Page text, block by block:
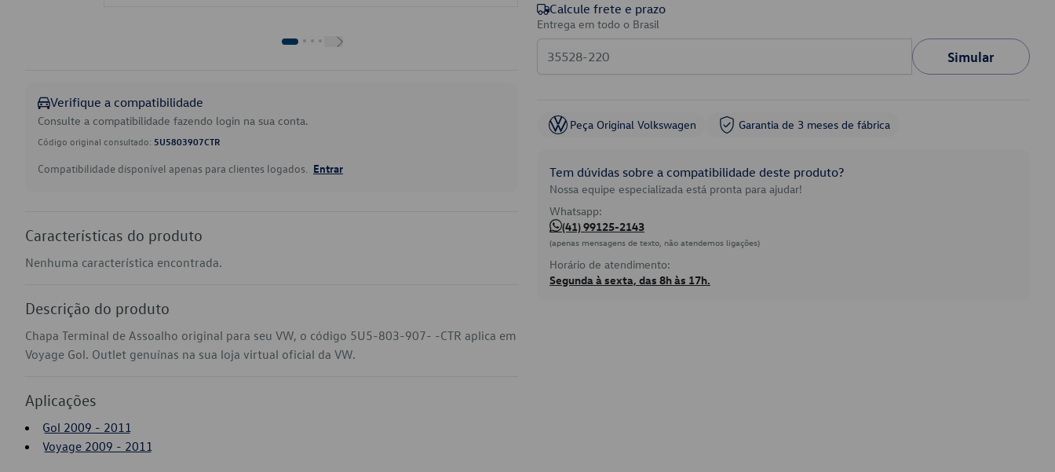
Verifique a compatibilidade
Consulte a compatibilidade fazendo login na sua conta.
Código original consultado: 5U5803907CTR
Compatibilidade disponível apenas para clientes logados. Entrar
Características do produto
Nenhuma característica encontrada.
Descrição do produto
Chapa Terminal de Assoalho original para seu VW, o código 5U5-803-907- -CTR aplica em
Voyage Gol. Outlet genuínas na sua loja virtual oficial da VW.
Aplicações
Gol 2009 - 2011
Voyage 2009 - 2011
Calcule frete e prazo
Entrega em todo o Brasil
Simular
Peça Original Volkswagen Garantia de 3 meses de fábrica
Tem dúvidas sobre a compatibilidade deste produto?
Nossa equipe especializada está pronta para ajudar!
Whatsapp:
(41) 99125-2143
(apenas mensagens de texto, não atendemos ligações)
Horário de atendimento:
Segunda à sexta, das 8h às 17h.